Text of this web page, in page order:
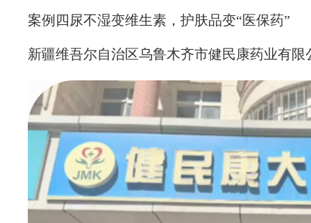
案例四尿不湿变维生素，护肤品变“医保药”
新疆维吾尔自治区乌鲁木齐市健民康药业有限